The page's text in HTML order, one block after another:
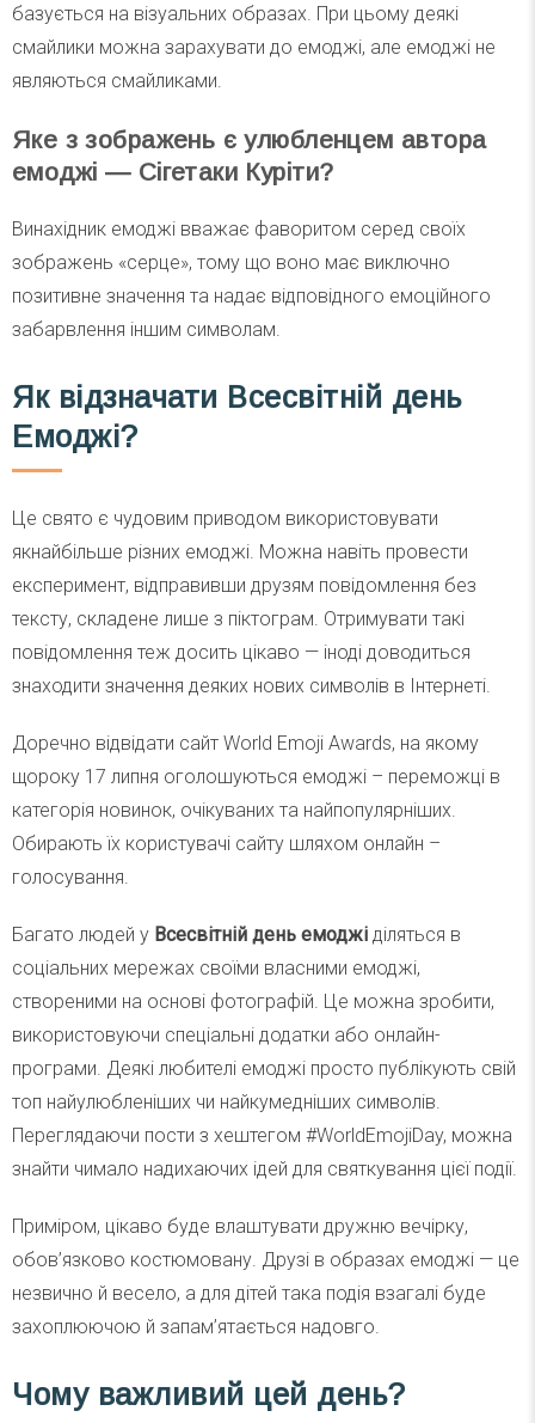
базується на візуальних образах. При цьому деякі
смайлики можна зарахувати до емоджі, але емоджі не
являються смайликами.
Яке з зображень є улюбленцем автора
емоджі — Сігетаки Куріти?
Винахідник емоджі вважає фаворитом серед своїх
зображень «серце», тому що воно має виключно
позитивне значення та надає відповідного емоційного
забарвлення іншим символам.
Як відзначати Всесвітній день
Емоджі?
Це свято є чудовим приводом використовувати
якнайбільше різних емоджі. Можна навіть провести
експеримент, відправивши друзям повідомлення без
тексту, складене лише з піктограм. Отримувати такі
повідомлення теж досить цікаво — іноді доводиться
знаходити значення деяких нових символів в Інтернеті.
Доречно відвідати сайт World Emoji Awards, на якому
щороку 17 липня оголошуються емоджі – переможці в
категорія новинок, очікуваних та найпопулярніших.
Обирають їх користувачі сайту шляхом онлайн –
голосування.
Багато людей у Всесвітній день емоджі діляться в
соціальних мережах своїми власними емоджі,
створеними на основі фотографій. Це можна зробити,
використовуючи спеціальні додатки або онлайн-
програми. Деякі любителі емоджі просто публікують свій
топ найулюбленіших чи найкумедніших символів.
Переглядаючи пости з хештегом #WorldEmojiDay, можна
знайти чимало надихаючих ідей для святкування цієї події.
Приміром, цікаво буде влаштувати дружню вечірку,
обов’язково костюмовану. Друзі в образах емоджі — це
незвично й весело, а для дітей така подія взагалі буде
захоплюючою й запам’ятається надовго.
Чому важливий цей день?